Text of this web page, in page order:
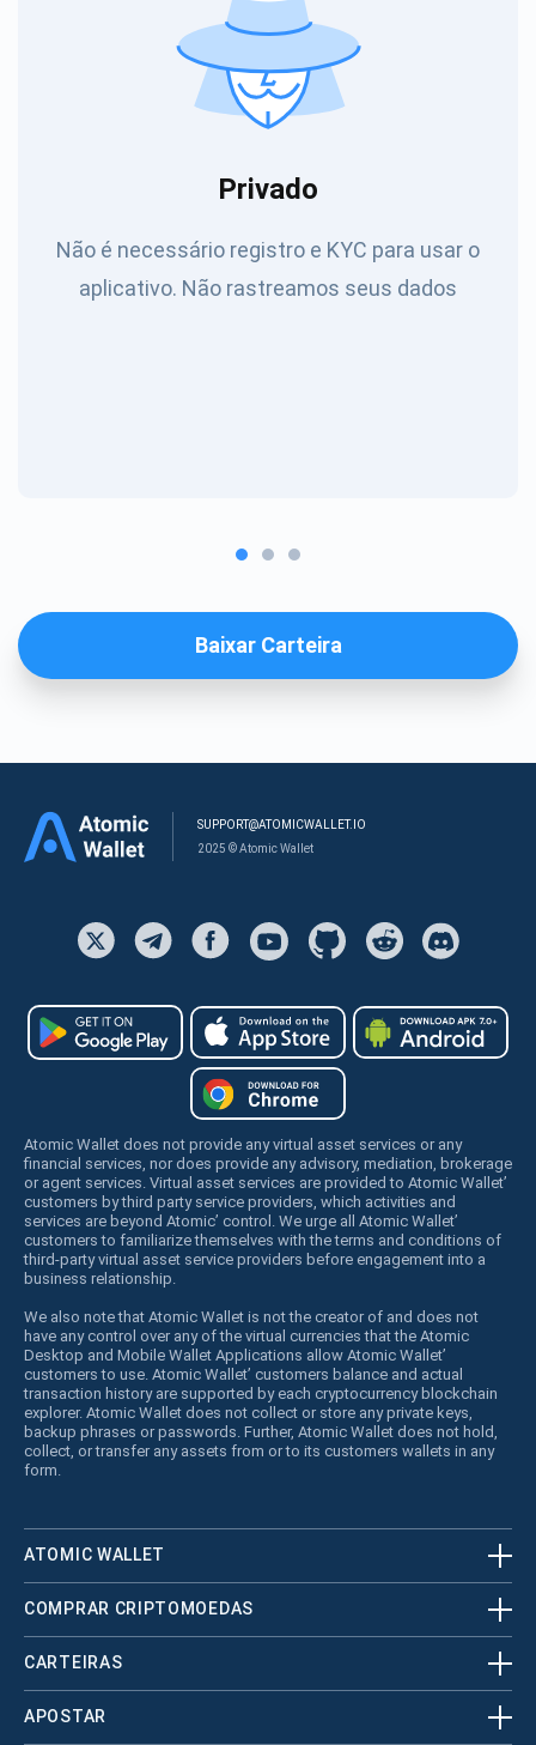
Privado
Não é necessário registro e KYC para usar o
aplicativo. Não rastreamos seus dados
Baixar Carteira
SUPPORT@ATOMICWALLET.IO
2025 © Atomic Wallet
Atomic Wallet does not provide any virtual asset services or any
financial services, nor does provide any advisory, mediation, brokerage
or agent services. Virtual asset services are provided to Atomic Wallet’
customers by third party service providers, which activities and
services are beyond Atomic’ control. We urge all Atomic Wallet’
customers to familiarize themselves with the terms and conditions of
third-party virtual asset service providers before engagement into a
business relationship.
We also note that Atomic Wallet is not the creator of and does not
have any control over any of the virtual currencies that the Atomic
Desktop and Mobile Wallet Applications allow Atomic Wallet’
customers to use. Atomic Wallet’ customers balance and actual
transaction history are supported by each cryptocurrency blockchain
explorer. Atomic Wallet does not collect or store any private keys,
backup phrases or passwords. Further, Atomic Wallet does not hold,
collect, or transfer any assets from or to its customers wallets in any
form.
ATOMIC WALLET
COMPRAR CRIPTOMOEDAS
CARTEIRAS
APOSTAR